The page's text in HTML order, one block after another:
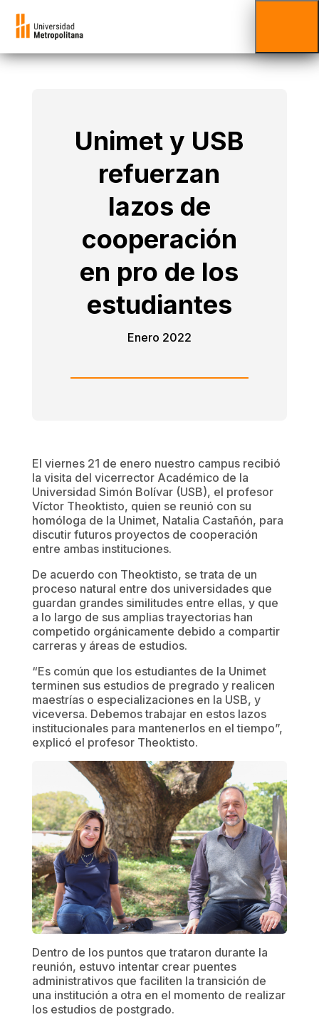
Unimet y USB
refuerzan
lazos de
cooperación
en pro de los
estudiantes
Enero 2022
El viernes 21 de enero nuestro campus recibió
la visita del vicerrector Académico de la
Universidad Simón Bolívar (USB), el profesor
Víctor Theoktisto, quien se reunió con su
homóloga de la Unimet, Natalia Castañón, para
discutir futuros proyectos de cooperación
entre ambas instituciones.
De acuerdo con Theoktisto, se trata de un
proceso natural entre dos universidades que
guardan grandes similitudes entre ellas, y que
a lo largo de sus amplias trayectorias han
competido orgánicamente debido a compartir
carreras y áreas de estudios.
“Es común que los estudiantes de la Unimet
terminen sus estudios de pregrado y realicen
maestrías o especializaciones en la USB, y
viceversa. Debemos trabajar en estos lazos
institucionales para mantenerlos en el tiempo”,
explicó el profesor Theoktisto.
Dentro de los puntos que trataron durante la
reunión, estuvo intentar crear puentes
administrativos que faciliten la transición de
una institución a otra en el momento de realizar
los estudios de postgrado.